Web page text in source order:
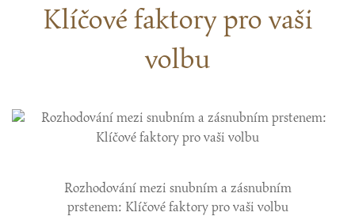
Klíčové faktory pro vaši
volbu
Rozhodování mezi snubním a zásnubním
prstenem: Klíčové faktory pro vaši volbu